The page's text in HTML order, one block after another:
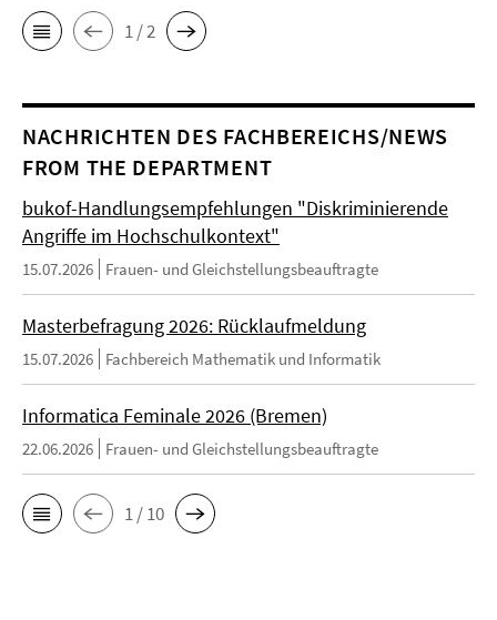
1 / 2
NACHRICHTEN DES FACHBEREICHS/NEWS
FROM THE DEPARTMENT
bukof-Handlungsempfehlungen "Diskriminierende
Angriffe im Hochschulkontext"
15.07.2026 Frauen- und Gleichstellungsbeauftragte
Masterbefragung 2026: Rücklaufmeldung
15.07.2026 Fachbereich Mathematik und Informatik
Informatica Feminale 2026 (Bremen)
22.06.2026 Frauen- und Gleichstellungsbeauftragte
1 / 10